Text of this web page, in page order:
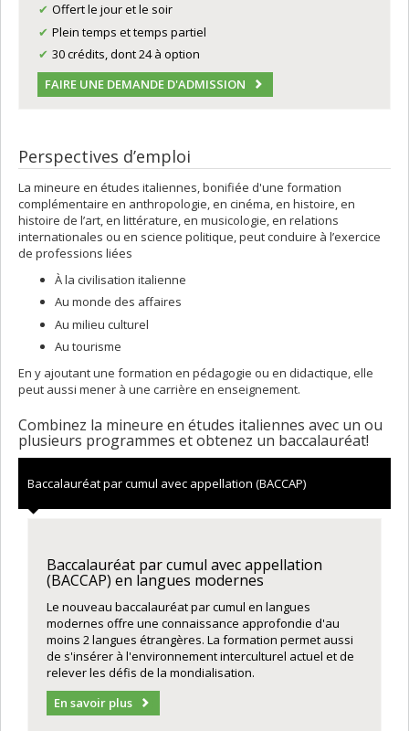
Offert le jour et le soir
Plein temps et temps partiel
30 crédits, dont 24 à option
FAIRE UNE DEMANDE D'ADMISSION
Perspectives d’emploi
La mineure en études italiennes, bonifiée d'une formation
complémentaire en anthropologie, en cinéma, en histoire, en
histoire de l’art, en littérature, en musicologie, en relations
internationales ou en science politique, peut conduire à l’exercice
de professions liées
À la civilisation italienne
Au monde des affaires
Au milieu culturel
Au tourisme
En y ajoutant une formation en pédagogie ou en didactique, elle
peut aussi mener à une carrière en enseignement.
Combinez la mineure en études italiennes avec un ou
plusieurs programmes et obtenez un baccalauréat!
Baccalauréat par cumul avec appellation (BACCAP)
Baccalauréat par cumul avec appellation
(BACCAP) en langues modernes
Le nouveau baccalauréat par cumul en langues
modernes offre une connaissance approfondie d'au
moins 2 langues étrangères. La formation permet aussi
de s'insérer à l'environnement interculturel actuel et de
relever les défis de la mondialisation.
En savoir plus